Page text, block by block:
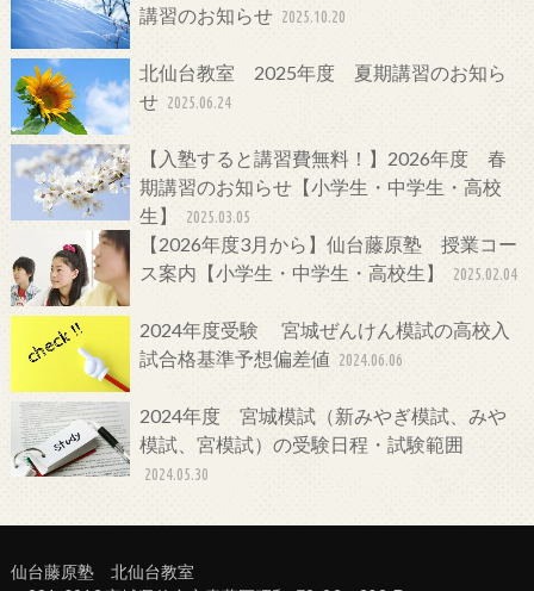
講習のお知らせ 2025.10.20
北仙台教室 2025年度 夏期講習のお知ら
せ 2025.06.24
【入塾すると講習費無料！】2026年度 春
期講習のお知らせ【小学生・中学生・高校
生】
2025.03.05
【2026年度3月から】仙台藤原塾 授業コー
ス案内【小学生・中学生・高校生】
2025.02.04
2024年度受験 宮城ぜんけん模試の高校入
試合格基準予想偏差値 2024.06.06
2024年度 宮城模試（新みやぎ模試、みや
模試、宮模試）の受験日程・試験範囲
2024.05.30
仙台藤原塾 北仙台教室